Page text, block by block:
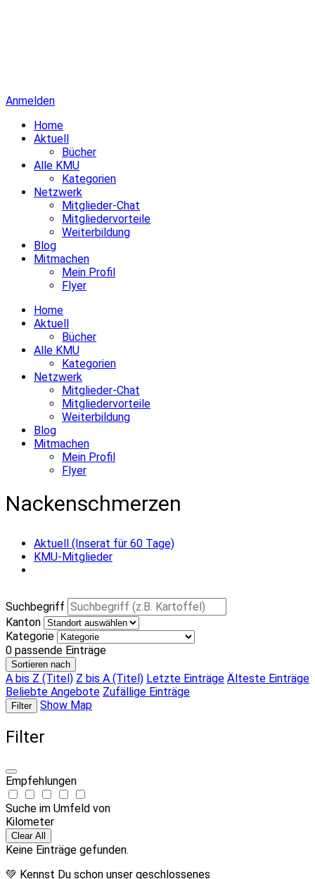
Anmelden
Home
Aktuell
Bücher
Alle KMU
Kategorien
Netzwerk
Mitglieder-Chat
Mitgliedervorteile
Weiterbildung
Blog
Mitmachen
Mein Profil
Flyer
Home
Aktuell
Bücher
Alle KMU
Kategorien
Netzwerk
Mitglieder-Chat
Mitgliedervorteile
Weiterbildung
Blog
Mitmachen
Mein Profil
Flyer
Nackenschmerzen
Aktuell (Inserat für 60 Tage)
KMU-Mitglieder
Suchbegriff
Kanton
Kategorie
0 passende Einträge
Sortieren nach
A bis Z (Titel) Z bis A (Titel) Letzte Einträge Älteste Einträge
Beliebte Angebote Zufällige Einträge
Filter Show Map
Filter
Empfehlungen
Suche im Umfeld von
Kilometer
Clear All
Keine Einträge gefunden.
💚 Kennst Du schon unser geschlossenes